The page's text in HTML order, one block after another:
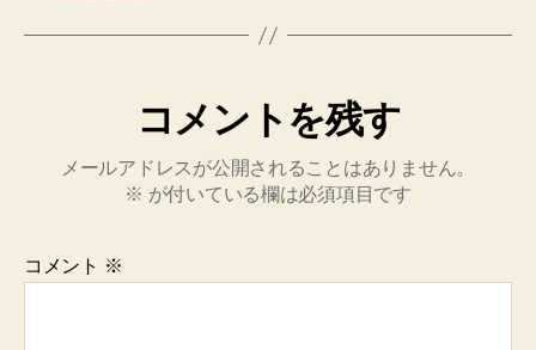
コメントを残す
メールアドレスが公開されることはありません。
※ が付いている欄は必須項目です
コメント ※